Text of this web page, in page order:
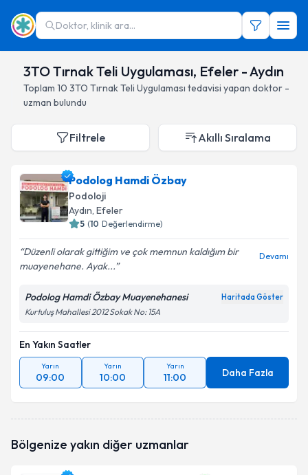
Doktor, klinik ara...
3TO Tırnak Teli Uygulaması, Efeler - Aydın
Toplam 10 3TO Tırnak Teli Uygulaması tedavisi yapan doktor -
uzman bulundu
Filtrele Akıllı Sıralama
Podolog Hamdi Özbay
Podoloji
Aydın, Efeler
5 (10 Değerlendirme)
Düzenli olarak gittiğim ve çok memnun kaldığım bir
muayenehane. Ayak...
Devamı
Podolog Hamdi Özbay Muayenehanesi Haritada Göster
Kurtuluş Mahallesi 2012 Sokak No: 15A
En Yakın Saatler
Yarın
09:00
Yarın
10:00
Yarın
11:00 Daha Fazla
Bölgenize yakın diğer uzmanlar